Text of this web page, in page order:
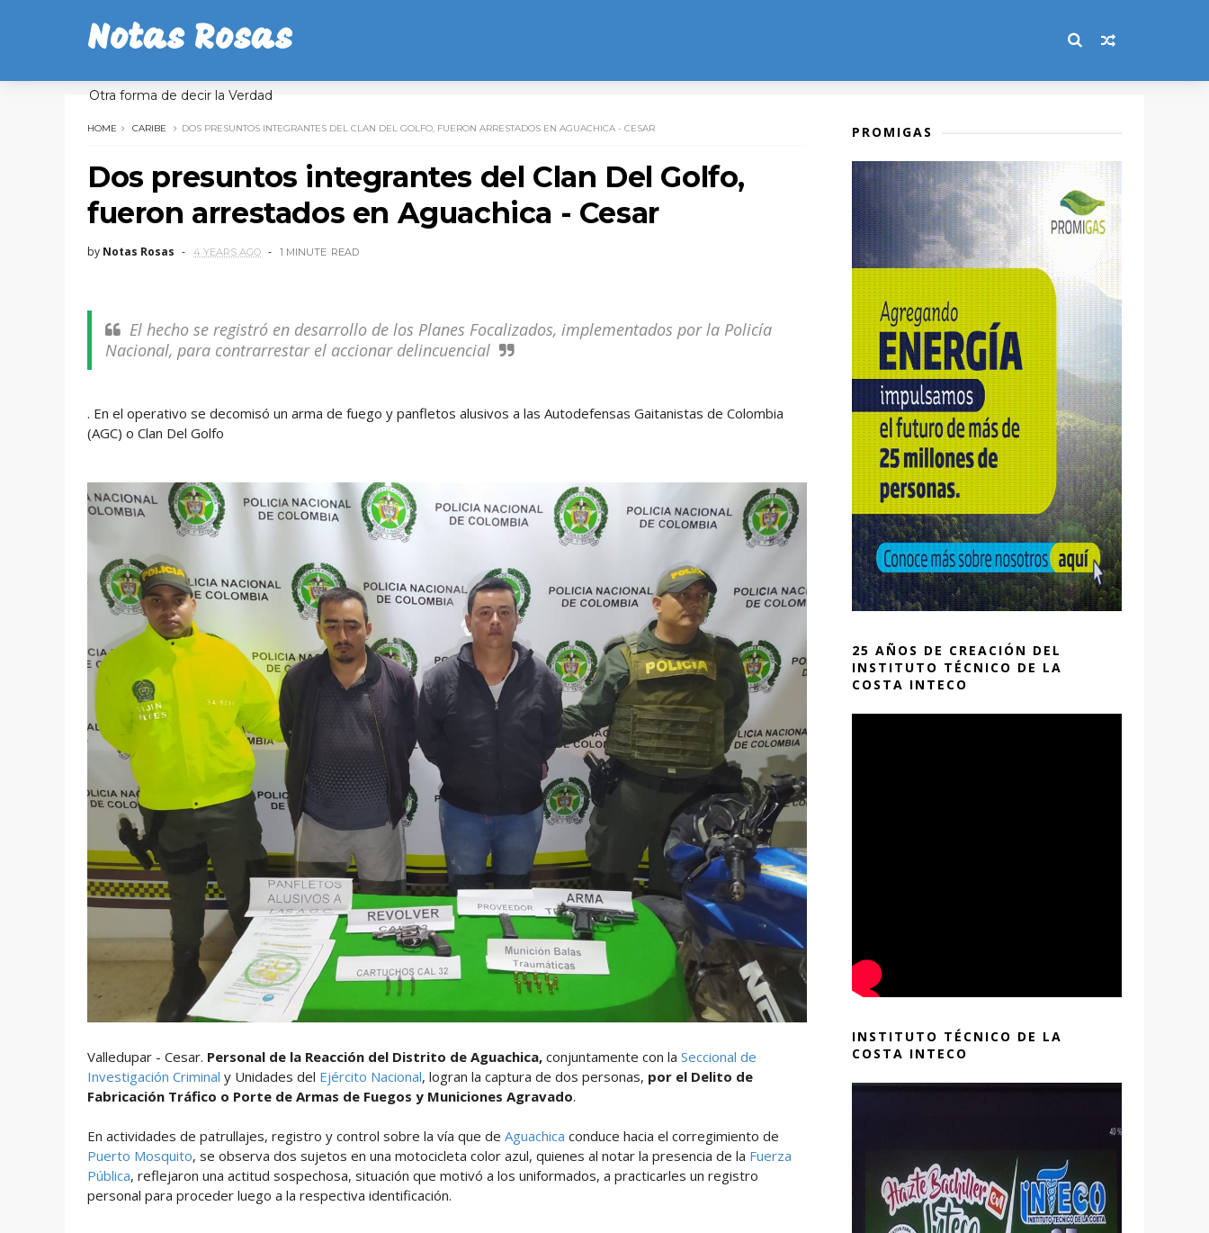
Notas Rosas
Otra forma de decir la Verdad
HOME CARIBE DOS PRESUNTOS INTEGRANTES DEL CLAN DEL GOLFO, FUERON ARRESTADOS EN AGUACHICA - CESAR
Dos presuntos integrantes del Clan Del Golfo,
fueron arrestados en Aguachica - Cesar
by Notas Rosas 4 YEARS AGO 1 MINUTE READ
El hecho se registró en desarrollo de los Planes Focalizados, implementados por la Policía
Nacional, para contrarrestar el accionar delincuencial
. En el operativo se decomisó un arma de fuego y panfletos alusivos a las Autodefensas Gaitanistas de Colombia
(AGC) o Clan Del Golfo
Valledupar - Cesar. Personal de la Reacción del Distrito de Aguachica, conjuntamente con la Seccional de
Investigación Criminal y Unidades del Ejército Nacional, logran la captura de dos personas, por el Delito de
Fabricación Tráfico o Porte de Armas de Fuegos y Municiones Agravado.
En actividades de patrullajes, registro y control sobre la vía que de Aguachica conduce hacia el corregimiento de
Puerto Mosquito, se observa dos sujetos en una motocicleta color azul, quienes al notar la presencia de la Fuerza
Pública, reflejaron una actitud sospechosa, situación que motivó a los uniformados, a practicarles un registro
personal para proceder luego a la respectiva identificación.
PROMIGAS
25 AÑOS DE CREACIÓN DEL
INSTITUTO TÉCNICO DE LA
COSTA INTECO
INSTITUTO TÉCNICO DE LA
COSTA INTECO